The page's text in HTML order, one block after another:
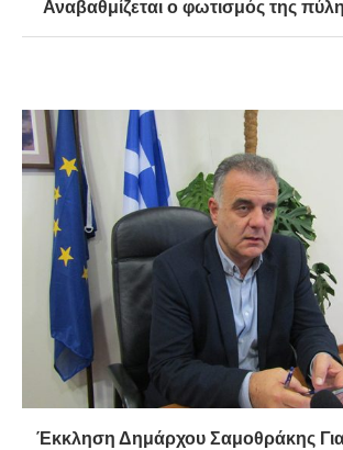
Αναβαθμίζεται ο φωτισμός της
Έκκληση Δημάρχου Σαμοθράκης